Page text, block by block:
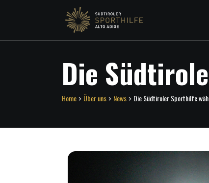
Die
Home Über uns News Die Südtiroler Sporthilfe